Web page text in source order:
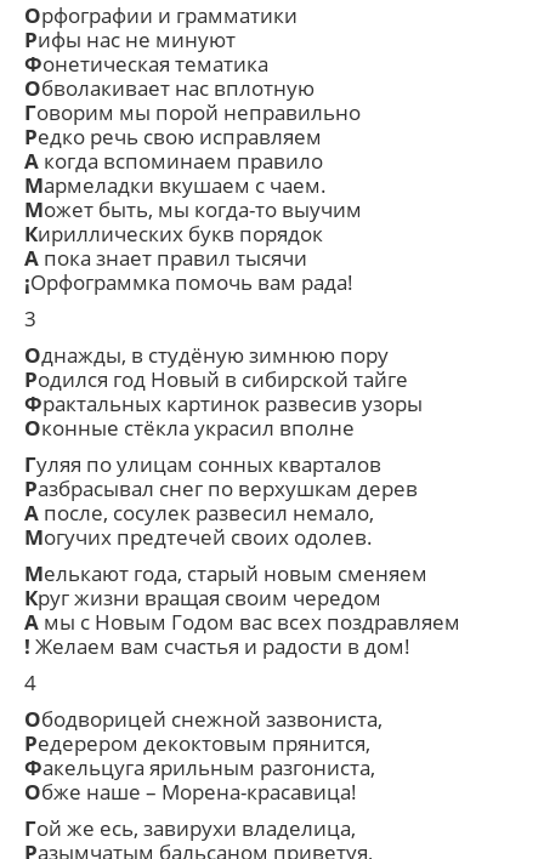
Орфографии и грамматики
Рифы нас не минуют
Фонетическая тематика
Обволакивает нас вплотную
Говорим мы порой неправильно
Редко речь свою исправляем
А когда вспоминаем правило
Мармеладки вкушаем с чаем.
Может быть, мы когда-то выучим
Кириллических букв порядок
А пока знает правил тысячи
¡Орфограммка помочь вам рада!
3
Однажды, в студёную зимнюю пору
Родился год Новый в сибирской тайге
Фрактальных картинок развесив узоры
Оконные стёкла украсил вполне
Гуляя по улицам сонных кварталов
Разбрасывал снег по верхушкам дерев
А после, сосулек развесил немало,
Могучих предтечей своих одолев.
Мелькают года, старый новым сменяем
Круг жизни вращая своим чередом
А мы с Новым Годом вас всех поздравляем
! Желаем вам счастья и радости в дом!
4
Ободворицей снежной зазвониста,
Редерером декоктовым прянится,
Факельцуга ярильным разгониста,
Обже наше – Морена-красавица!
Гой же есь, завирухи владелица,
Разымчатым бальсаном приветуя,